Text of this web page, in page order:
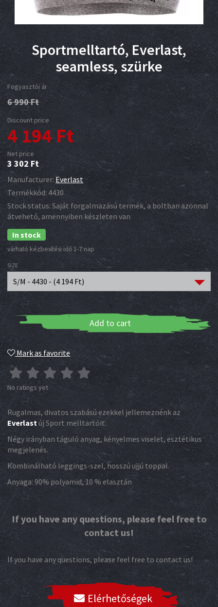
Sportmelltartó, Everlast,
seamless, szürke
Fogyasztói ár
6 990Ft
Discount price
4 194Ft
Net price
3 302Ft
Manufacturer: Everlast
Termékkód:4430
Stock status: Saját forgalmazású termék, a boltban azonnal
átvehető, amennyiben készleten van
In stock
várható kézbesítési idő 1-7 nap
SIZE
S/M - 4430 - (4 194 Ft)
Add to cart
Mark as favorite
No ratings yet
Rugalmas, divatos szabású ezekkel jellemeznénk az
Everlastúj Sport melltartóit.
Négy irányban táguló anyag, kényelmes viselet, esztétikus
megjelenés.
Kombinálható leggings-szel, hosszú ujjú toppal.
Anyaga: 90% polyamid, 10 % elasztán
If you have any questions, please feel free to
contact us!
If you have any questions, please feel free to contact us!
Elérhetőségek